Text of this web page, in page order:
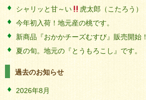
シャリッと甘～い
虎太郎（こたろう）
今年初入荷！地元産の桃です。
新商品『おかかチーズむすび』販売開始！
夏の旬。地元の『とうもろこし』です。
過去のお知らせ
2026年8月